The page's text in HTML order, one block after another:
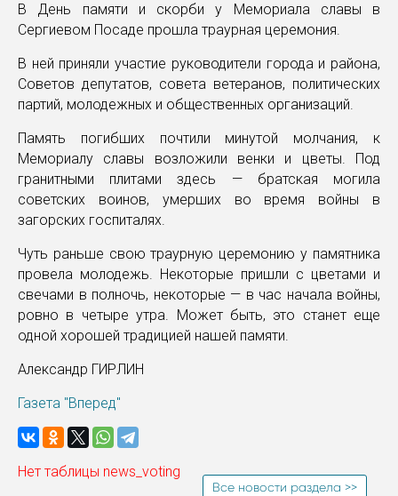
В День памяти и скорби у Мемориала славы в
Сергиевом Посаде прошла траурная церемония.
В ней приняли участие руководители города и района,
Советов депутатов, совета ветеранов, политических
партий, молодежных и общественных организаций.
Память погибших почтили минутой молчания, к
Мемориалу славы возложили венки и цветы. Под
гранитными плитами здесь — братская могила
советских воинов, умерших во время войны в
загорских госпиталях.
Чуть раньше свою траурную церемонию у памятника
провела молодежь. Некоторые пришли с цветами и
свечами в полночь, некоторые — в час начала войны,
ровно в четыре утра. Может быть, это станет еще
одной хорошей традицией нашей памяти.
Александр ГИРЛИН
Газета "Вперед"
Нет таблицы news_voting
Все новости раздела >>